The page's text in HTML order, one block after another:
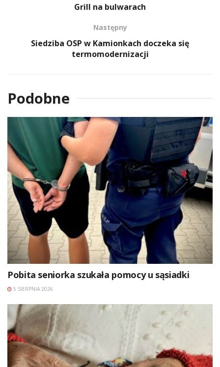
Grill na bulwarach
Następny
Siedziba OSP w Kamionkach doczeka się
termomodernizacji
Podobne
Pobita seniorka szukała pomocy u sąsiadki
5 SIERPNIA 2026